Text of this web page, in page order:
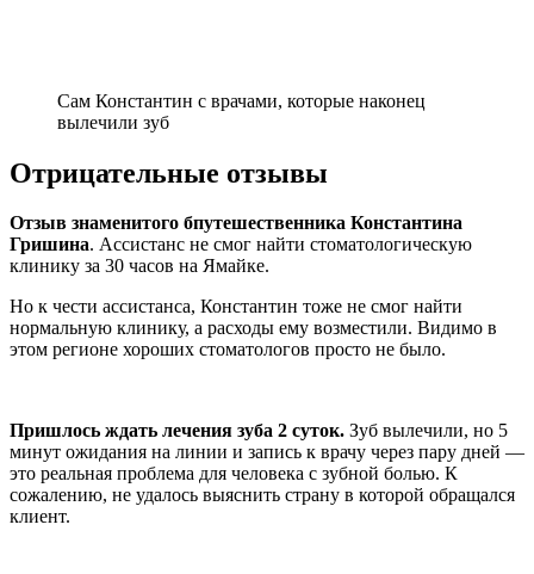
Сам Константин с врачами, которые наконец
вылечили зуб
Отрицательные отзывы
Отзыв знаменитого бпутешественника Константина
Гришина. Ассистанс не смог найти стоматологическую
клинику за 30 часов на Ямайке.
Но к чести ассистанса, Константин тоже не смог найти
нормальную клинику, а расходы ему возместили. Видимо в
этом регионе хороших стоматологов просто не было.
Пришлось ждать лечения зуба 2 суток. Зуб вылечили, но 5
минут ожидания на линии и запись к врачу через пару дней —
это реальная проблема для человека с зубной болью. К
сожалению, не удалось выяснить страну в которой обращался
клиент.